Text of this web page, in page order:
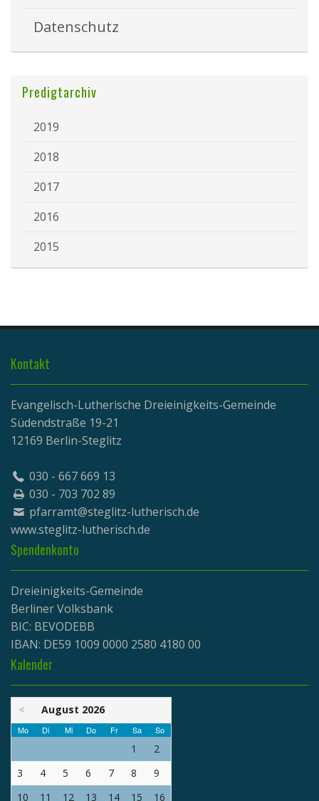
Datenschutz
Predigtarchiv
2019
2018
2017
2016
2015
Kontakt
Evangelisch-Lutherische Dreieinigkeits-Gemeinde
Südendstraße 19-21
12169 Berlin-Steglitz
030 - 667 669 13
030 - 703 702 89
pfarramt@steglitz-lutherisch.de
www.steglitz-lutherisch.de
Spendenkonto
Dreieinigkeits-Gemeinde
Berliner Volksbank
BIC: BEVODEBB
IBAN: DE59 1009 0000 2580 4180 00
Kalender
< August 2026
Mo Di Mi Do Fr Sa So
1
2
3
4 5 6 7 8
9
10
11 12 13 14 15 16